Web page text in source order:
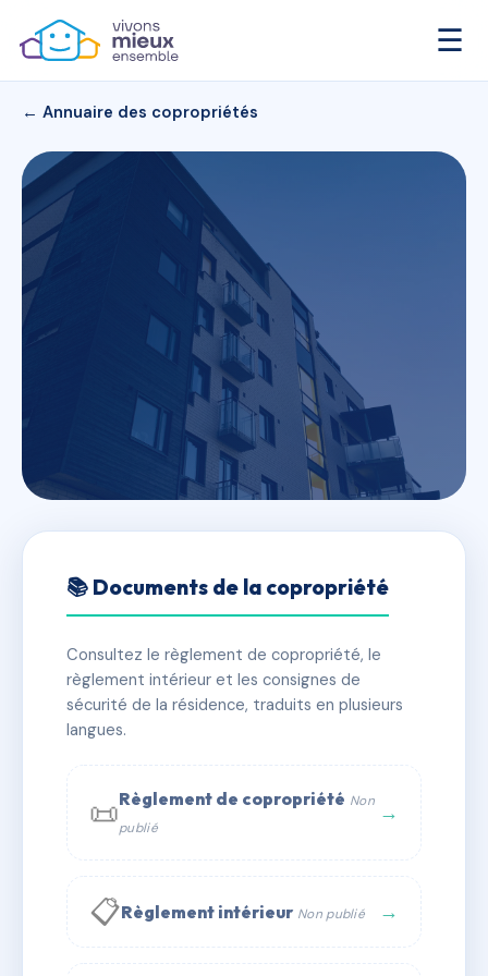
☰
← Annuaire des copropriétés
Résidence des PYRENEES
✓ Immatriculée 🏠 35 lots 🏗 4 bâtiment(s)
📞 Contacter Syndic Digital
📚 Documents de la copropriété
Consultez le règlement de copropriété, le
règlement intérieur et les consignes de
sécurité de la résidence, traduits en plusieurs
langues.
📜Règlement de copropriété Non
publié
→
📋Règlement intérieur Non publié →